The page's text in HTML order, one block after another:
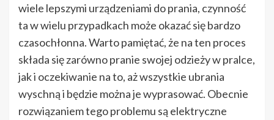
wiele lepszymi urządzeniami do prania, czynność
ta w wielu przypadkach może okazać się bardzo
czasochłonna. Warto pamiętać, że na ten proces
składa się zarówno pranie swojej odzieży w pralce,
jak i oczekiwanie na to, aż wszystkie ubrania
wyschną i będzie można je wyprasować. Obecnie
rozwiązaniem tego problemu są elektryczne